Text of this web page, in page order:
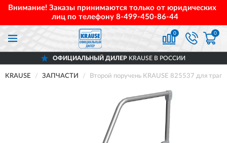
Внимание! Заказы принимаются только от юридических
лиц по телефону 8-499-450-86-44
0 0
ОФИЦИАЛЬНЫЙ ДИЛЕРKRAUSE В РОССИИ
KRAUSE ЗАПЧАСТИ Второй поручень KRAUSE 825537 для